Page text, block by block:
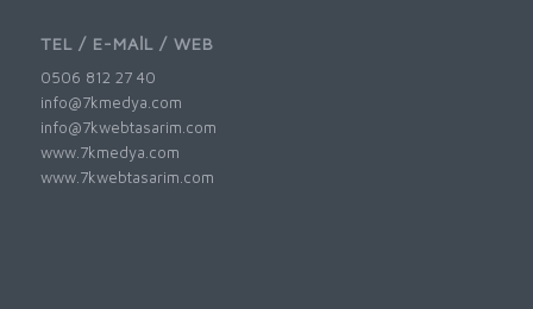
TEL / E-MAİL / WEB
0506 812 27 40
info@7kmedya.com
info@7kwebtasarim.com
www.7kmedya.com
www.7kwebtasarim.com